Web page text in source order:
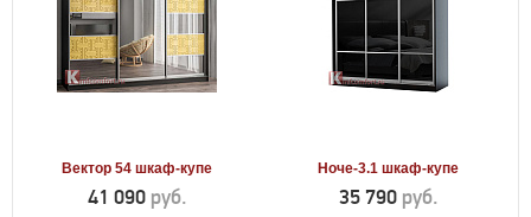
Вектор 54 шкаф-купе
41 090 руб.
Ноче-3.1 шкаф-купе
35 790 руб.